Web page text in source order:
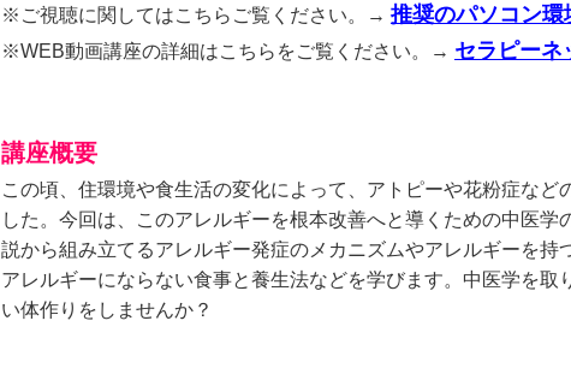
※ご視聴に関してはこちらご覧ください。→ 推奨のパソコン環
※WEB動画講座の詳細はこちらをご覧ください。→ セラピー
講座概要
この頃、住環境や食生活の変化によって、アトピーや花粉症など
した。今回は、このアレルギーを根本改善へと導くための中医学
説から組み立てるアレルギー発症のメカニズムやアレルギーを持
アレルギーにならない食事と養生法などを学びます。中医学を取
い体作りをしませんか？